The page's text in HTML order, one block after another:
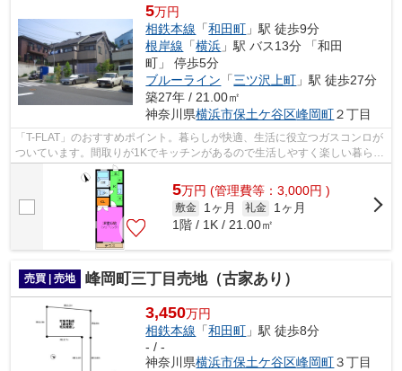
5万円
相鉄本線 「和田町 」駅 徒歩9分
根岸線 「横浜 」駅 バス13分 「和田
町」 停歩5分
ブルーライン 「三ツ沢上町 」駅 徒歩27分
築27年 / 21.00㎡
神奈川県横浜市保土ケ谷区峰岡町２丁目
「T-FLAT」のおすすめポイント。暮らしが快適、生活に役立つガスコンロが
ついています。間取りが1Kでキッチンがあるので生活しやすく楽しい暮ら
し。魅力的な中古物件。空き部屋のため...
5万円 (管理費等：3,000円 )
敷金 1ヶ月 礼金
1ヶ月
1階 / 1K / 21.00㎡
売買 | 売地 峰岡町三丁目売地（古家あり）
3,450万円
相鉄本線 「和田町 」駅 徒歩8分
- / -
神奈川県横浜市保土ケ谷区峰岡町３丁目